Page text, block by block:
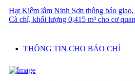
Hạt Kiểm lâm Ninh Sơn thông báo
Cà chí, khối lượng 0,415 m³ cho cơ
THÔNG TIN CHO BÁO CHÍ